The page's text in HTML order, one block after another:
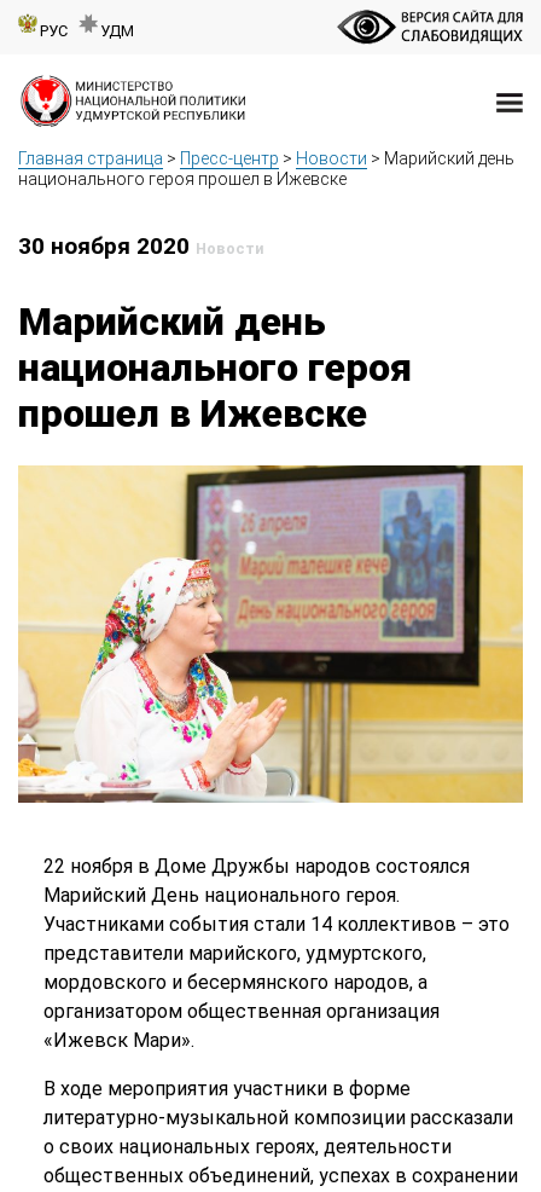
РУС УДМ
Главная страница > Пресс-центр > Новости > Марийский день
национального героя прошел в Ижевске
30 ноября 2020 Новости
Марийский день
национального героя
прошел в Ижевске
22 ноября в Доме Дружбы народов состоялся
Марийский День национального героя.
Участниками события стали 14 коллективов – это
представители марийского, удмуртского,
мордовского и бесермянского народов, а
организатором общественная организация
«Ижевск Мари».
В ходе мероприятия участники в форме
литературно-музыкальной композиции рассказали
о своих национальных героях, деятельности
общественных объединений, успехах в сохранении